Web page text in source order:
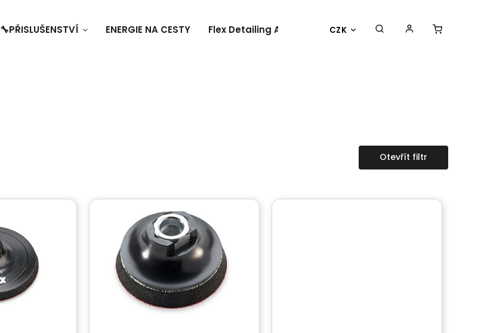
CZK
🔧PŘISLUŠENSTVÍ ENERGIE NA CESTY Flex Detailing Academy 2025 BESTSELLER OBLEČENÍ
Otevřít filtr